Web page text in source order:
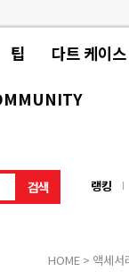
팁 다트 케이스
랭킹
HOME > 액세서